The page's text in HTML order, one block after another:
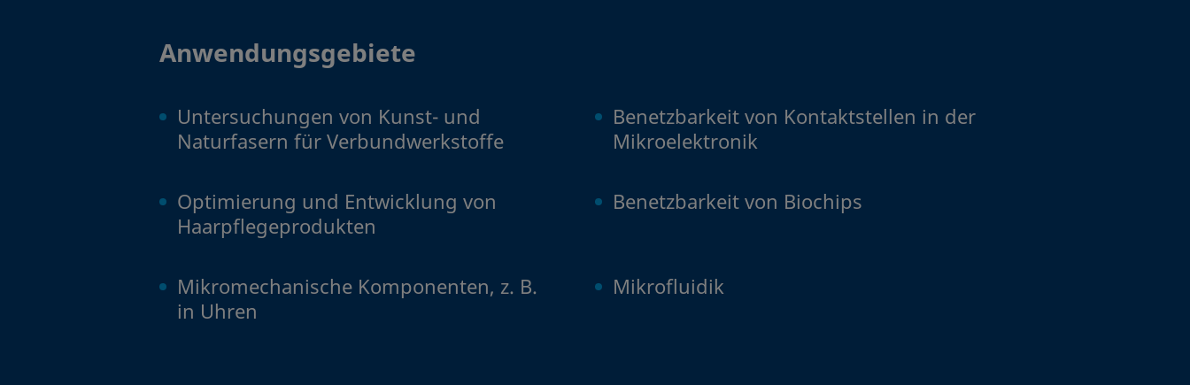
Anwendungsgebiete
Untersuchungen von Kunst- und
Naturfasern für Verbundwerkstoffe
Benetzbarkeit von Kontaktstellen in der
Mikroelektronik
Optimierung und Entwicklung von
Haarpflegeprodukten
Benetzbarkeit von Biochips
Mikromechanische Komponenten, z. B.
in Uhren
Mikrofluidik